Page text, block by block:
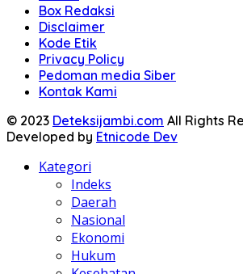
Box Redaksi
Disclaimer
Kode Etik
Privacy Policy
Pedoman media Siber
Kontak Kami
© 2023 Deteksijambi.com All Rights
Developed by Etnicode Dev
Kategori
Indeks
Daerah
Nasional
Ekonomi
Hukum